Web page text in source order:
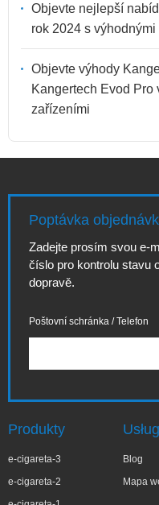
Objevte nejlepší
rok 2024 s
Objevte výhody
Kangertech Evod
zařízeními
Poptávka
Zadejte prosím svou e-
číslo pro kontrolu stavu
dopravě.
Poštovní schránka / Telefon
Produkty
e-cigareta-3
e-cigareta-2
Blog
Mapa